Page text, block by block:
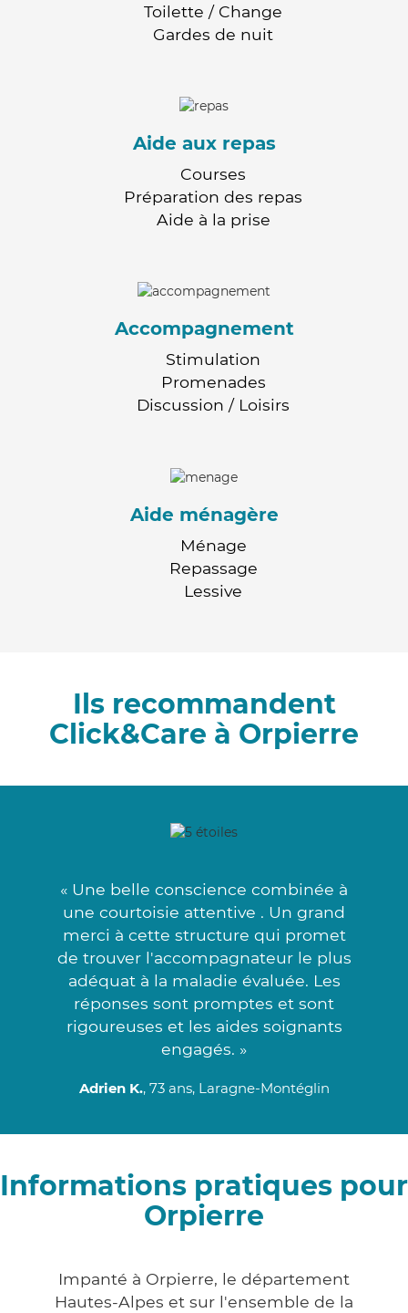
Toilette / Change
Gardes de nuit
Aide aux repas
Courses
Préparation des repas
Aide à la prise
Accompagnement
Stimulation
Promenades
Discussion / Loisirs
Aide ménagère
Ménage
Repassage
Lessive
Ils recommandent
Click&Care à Orpierre
« Une belle conscience combinée à
une courtoisie attentive . Un grand
merci à cette structure qui promet
de trouver l'accompagnateur le plus
adéquat à la maladie évaluée. Les
réponses sont promptes et sont
rigoureuses et les aides soignants
engagés. »
Adrien K., 73 ans, Laragne-Montéglin
Informations pratiques pour
Orpierre
Impanté à Orpierre, le département
Hautes-Alpes et sur l'ensemble de la